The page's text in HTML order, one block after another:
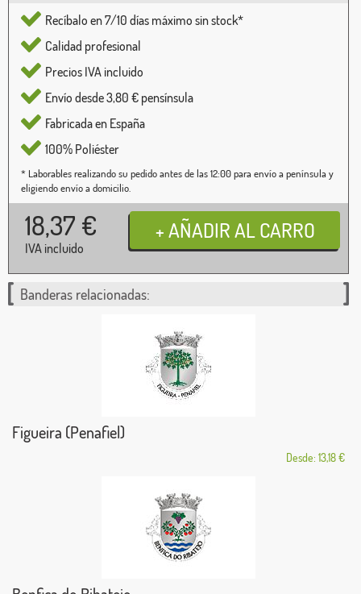
Recíbalo en 7/10 días máximo sin stock*
Calidad profesional
Precios IVA incluido
Envío desde 3,80 € pensínsula
Fabricada en España
100% Poliéster
* Laborables realizando su pedido antes de las 12:00 para envío a península y
eligiendo envío a domicilio.
18,37 €
IVA incluido
Banderas relacionadas:
Figueira (Penafiel)
Desde: 13,18 €